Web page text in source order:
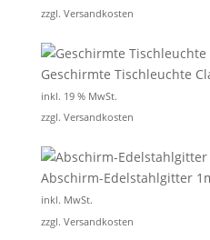
zzgl. Versandkosten
Geschirmte Tischleuchte
inkl. 19 % MwSt.
zzgl. Versandkosten
Abschirm-Edelstahlgitter
inkl. MwSt.
zzgl. Versandkosten